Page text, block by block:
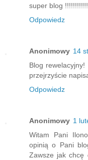
super blog
Odpowiedz
Anonimowy 14
Blog
przejrzyście
Odpowiedz
Anonimowy 1
Witam Pani
opinią o Pani
Zawsze jak chcę